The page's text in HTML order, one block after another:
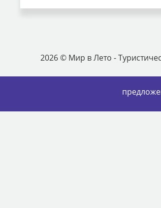
2026 © Мир в Лето -